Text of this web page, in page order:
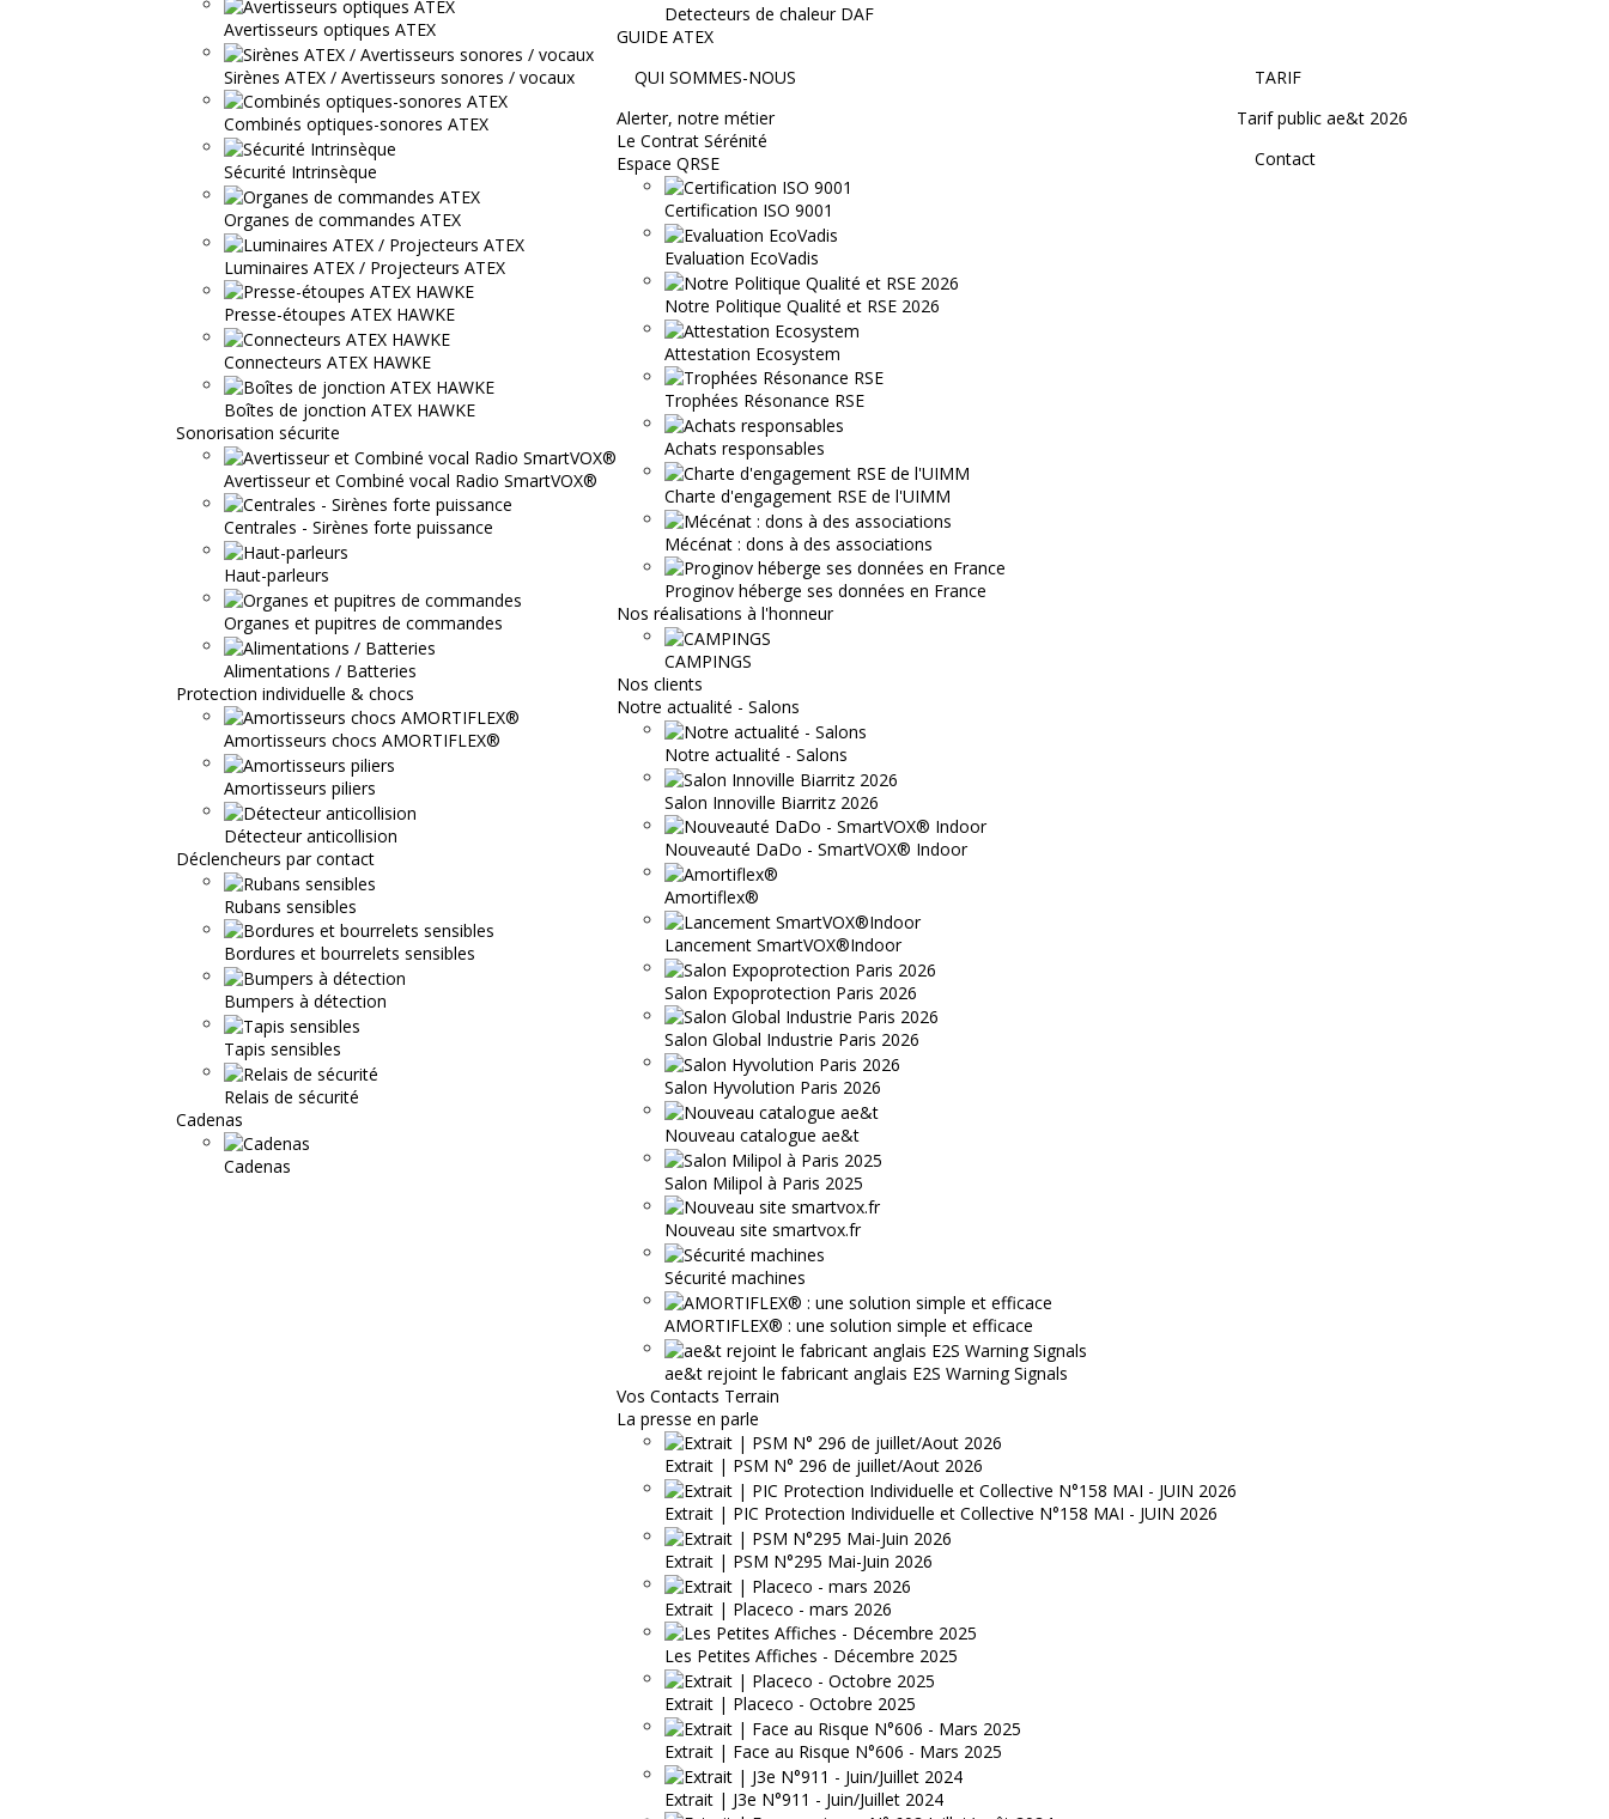
Avertisseurs optiques ATEX
Sirènes ATEX / Avertisseurs sonores / vocaux
Combinés optiques-sonores ATEX
Sécurité Intrinsèque
Organes de commandes ATEX
Luminaires ATEX / Projecteurs ATEX
Presse-étoupes ATEX HAWKE
Connecteurs ATEX HAWKE
Boîtes de jonction ATEX HAWKE
Sonorisation sécurite
Avertisseur et Combiné vocal Radio SmartVOX®
Centrales - Sirènes forte puissance
Haut-parleurs
Organes et pupitres de commandes
Alimentations / Batteries
Protection individuelle & chocs
Amortisseurs chocs AMORTIFLEX®
Amortisseurs piliers
Détecteur anticollision
Déclencheurs par contact
Rubans sensibles
Bordures et bourrelets sensibles
Bumpers à détection
Tapis sensibles
Relais de sécurité
Cadenas
Cadenas
Detecteurs de chaleur DAF
GUIDE ATEX
QUI SOMMES-NOUS
Alerter, notre métier
Le Contrat Sérénité
Espace QRSE
Certification ISO 9001
Evaluation EcoVadis
Notre Politique Qualité et RSE 2026
Attestation Ecosystem
Trophées Résonance RSE
Achats responsables
Charte d'engagement RSE de l'UIMM
Mécénat : dons à des associations
Proginov héberge ses données en France
Nos réalisations à l'honneur
CAMPINGS
Nos clients
Notre actualité - Salons
Notre actualité - Salons
Salon Innoville Biarritz 2026
Nouveauté DaDo - SmartVOX® Indoor
Amortiflex®
Lancement SmartVOX®Indoor
Salon Expoprotection Paris 2026
Salon Global Industrie Paris 2026
Salon Hyvolution Paris 2026
Nouveau catalogue ae&t
Salon Milipol à Paris 2025
Nouveau site smartvox.fr
Sécurité machines
AMORTIFLEX® : une solution simple et efficace
ae&t rejoint le fabricant anglais E2S Warning Signals
Vos Contacts Terrain
La presse en parle
Extrait | PSM N° 296 de juillet/Aout 2026
Extrait | PIC Protection Individuelle et Collective N°158 MAI - JUIN 2026
Extrait | PSM N°295 Mai-Juin 2026
Extrait | Placeco - mars 2026
Les Petites Affiches - Décembre 2025
Extrait | Placeco - Octobre 2025
Extrait | Face au Risque N°606 - Mars 2025
Extrait | J3e N°911 - Juin/Juillet 2024
TARIF
Tarif public ae&t 2026
Contact